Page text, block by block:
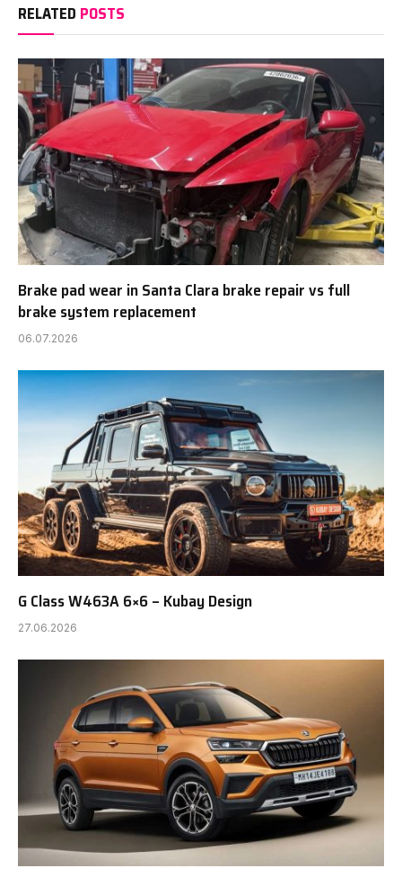
RELATED POSTS
Brake pad wear in Santa Clara brake repair vs full
brake system replacement
06.07.2026
G Class W463A 6×6 – Kubay Design
27.06.2026